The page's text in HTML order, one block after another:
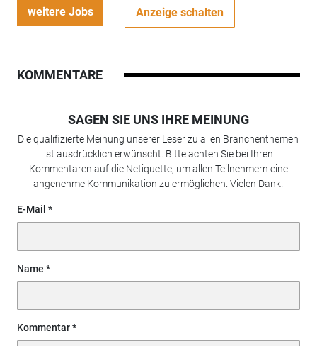
weitere Jobs Anzeige schalten
KOMMENTARE
SAGEN SIE UNS IHRE MEINUNG
Die qualifizierte Meinung unserer Leser zu allen Branchenthemen
ist ausdrücklich erwünscht. Bitte achten Sie bei Ihren
Kommentaren auf die Netiquette, um allen Teilnehmern eine
angenehme Kommunikation zu ermöglichen. Vielen Dank!
E-Mail
Name
Kommentar